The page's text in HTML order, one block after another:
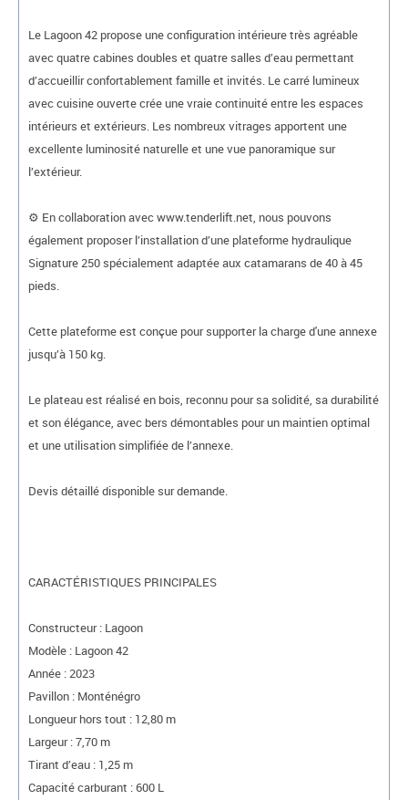
Le Lagoon 42 propose une configuration intérieure très agréable
avec quatre cabines doubles et quatre salles d’eau permettant
d’accueillir confortablement famille et invités. Le carré lumineux
avec cuisine ouverte crée une vraie continuité entre les espaces
intérieurs et extérieurs. Les nombreux vitrages apportent une
excellente luminosité naturelle et une vue panoramique sur
l’extérieur.
⚙️ En collaboration avec www.tenderlift.net, nous pouvons
également proposer l’installation d’une plateforme hydraulique
Signature 250 spécialement adaptée aux catamarans de 40 à 45
pieds.
Cette plateforme est conçue pour supporter la charge d'une annexe
jusqu’à 150 kg.
Le plateau est réalisé en bois, reconnu pour sa solidité, sa durabilité
et son élégance, avec bers démontables pour un maintien optimal
et une utilisation simplifiée de l’annexe.
Devis détaillé disponible sur demande.
CARACTÉRISTIQUES PRINCIPALES
Constructeur : Lagoon
Modèle : Lagoon 42
Année : 2023
Pavillon : Monténégro
Longueur hors tout : 12,80 m
Largeur : 7,70 m
Tirant d’eau : 1,25 m
Capacité carburant : 600 L